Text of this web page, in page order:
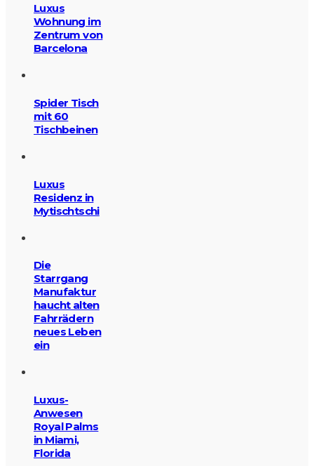
Luxus
Wohnung im
Zentrum von
Barcelona
Spider Tisch
mit 60
Tischbeinen
Luxus
Residenz in
Mytischtschi
Die
Starrgang
Manufaktur
haucht alten
Fahrrädern
neues Leben
ein
Luxus-
Anwesen
Royal Palms
in Miami,
Florida